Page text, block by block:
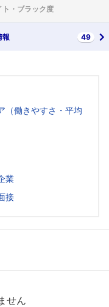
・ ブラック度
報 49
（働きやすさ・平均
業
接
せん